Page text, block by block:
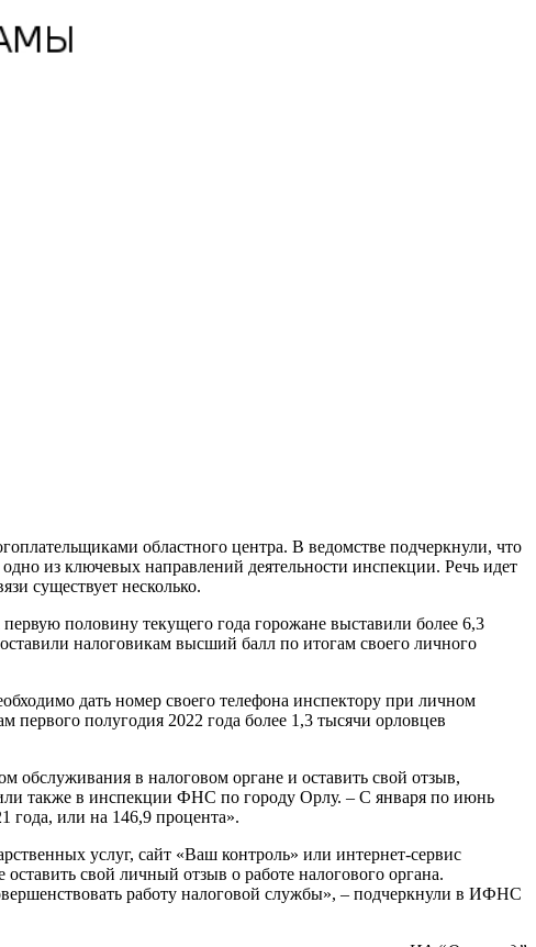
областного центра. В ведомстве подчеркнули, что
одно из ключевых направлений деятельности инспекции. Речь идет
существует несколько.
половину текущего года горожане выставили более 6,3
налоговикам высший балл по итогам своего личного
дать номер своего телефона инспектору при личном
полугодия 2022 года более 1,3 тысячи орловцев
в налоговом органе и оставить свой отзыв,
также в инспекции ФНС по городу Орлу. – С января по июнь
года, или на 146,9 процента».
услуг, сайт «Ваш контроль» или интернет-сервис
свой личный отзыв о работе налогового органа.
работу налоговой службы», – подчеркнули в ИФНС